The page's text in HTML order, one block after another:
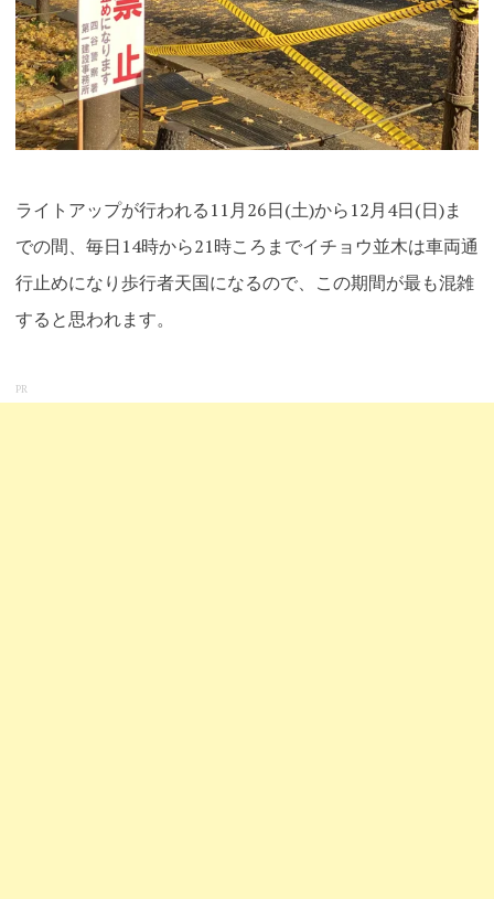
ライトアップが行われる11月26日(土)から12月4日(日)ま
での間、毎日14時から21時ころまでイチョウ並木は車両通
行止めになり歩行者天国になるので、この期間が最も混雑
すると思われます。
PR